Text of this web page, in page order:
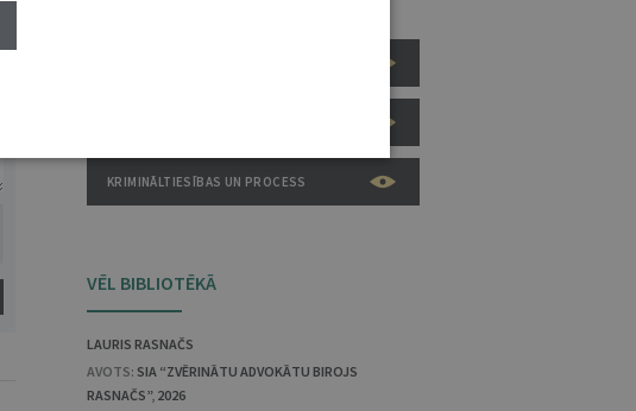
KRIMINĀLTIESĪBAS UN PROCESS
VĒL BIBLIOTĒKĀ
LAURIS RASNAČS
AVOTS: SIA “ZVĒRINĀTU ADVOKĀTU BIROJS
RASNAČS”, 2026